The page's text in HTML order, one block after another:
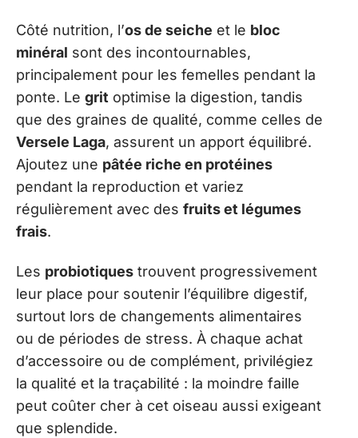
Côté nutrition, l’os de seiche et le bloc
minéral sont des incontournables,
principalement pour les femelles pendant la
ponte. Le grit optimise la digestion, tandis
que des graines de qualité, comme celles de
Versele Laga, assurent un apport équilibré.
Ajoutez une pâtée riche en protéines
pendant la reproduction et variez
régulièrement avec des fruits et légumes
frais.
Les probiotiques trouvent progressivement
leur place pour soutenir l’équilibre digestif,
surtout lors de changements alimentaires
ou de périodes de stress. À chaque achat
d’accessoire ou de complément, privilégiez
la qualité et la traçabilité : la moindre faille
peut coûter cher à cet oiseau aussi exigeant
que splendide.